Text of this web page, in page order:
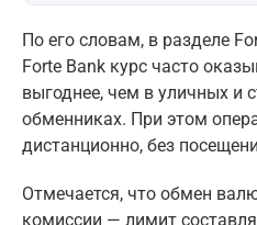
По его словам, в разделе
Forte Bank курс часто
выгоднее, чем в уличных и
обменниках. При этом
дистанционно, без
Отмечается, что обмен
комиссии — лимит